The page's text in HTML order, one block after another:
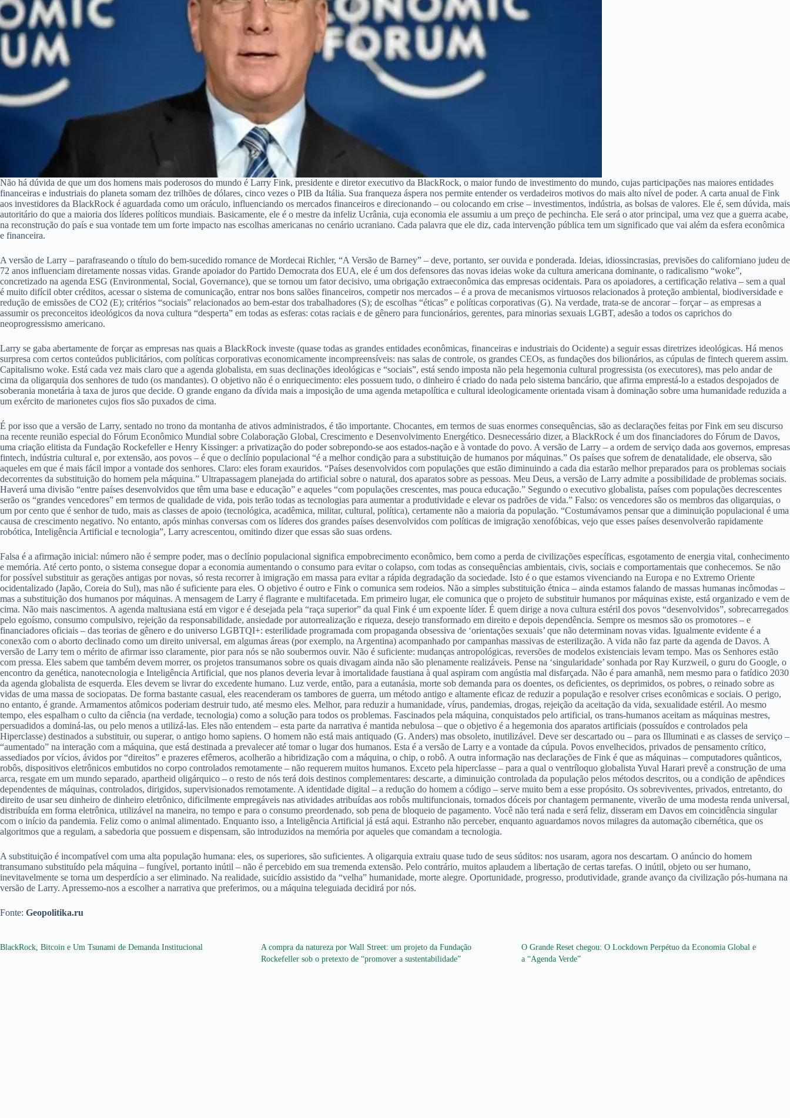
Não há dúvida de que um dos homens mais poderosos do mundo é Larry Fink, presidente e diretor executivo da BlackRock, o maior fundo de investimento do mundo, cujas participações nas maiores entidades
financeiras e industriais do planeta somam dez trilhões de dólares, cinco vezes o PIB da Itália. Sua franqueza áspera nos permite entender os verdadeiros motivos do mais alto nível de poder. A carta anual de Fink
aos investidores da BlackRock é aguardada como um oráculo, influenciando os mercados financeiros e direcionando – ou colocando em crise – investimentos, indústria, as bolsas de valores. Ele é, sem dúvida, mais
autoritário do que a maioria dos líderes políticos mundiais. Basicamente, ele é o mestre da infeliz Ucrânia, cuja economia ele assumiu a um preço de pechincha. Ele será o ator principal, uma vez que a guerra acabe,
na reconstrução do país e sua vontade tem um forte impacto nas escolhas americanas no cenário ucraniano. Cada palavra que ele diz, cada intervenção pública tem um significado que vai além da esfera econômica
e financeira.
A versão de Larry – parafraseando o título do bem-sucedido romance de Mordecai Richler, “A Versão de Barney” – deve, portanto, ser ouvida e ponderada. Ideias, idiossincrasias, previsões do californiano judeu de
72 anos influenciam diretamente nossas vidas. Grande apoiador do Partido Democrata dos EUA, ele é um dos defensores das novas ideias woke da cultura americana dominante, o radicalismo “woke”,
concretizado na agenda ESG (Environmental, Social, Governance), que se tornou um fator decisivo, uma obrigação extraeconômica das empresas ocidentais. Para os apoiadores, a certificação relativa – sem a qual
é muito difícil obter créditos, acessar o sistema de comunicação, entrar nos bons salões financeiros, competir nos mercados – é a prova de mecanismos virtuosos relacionados à proteção ambiental, biodiversidade e
redução de emissões de CO2 (E); critérios “sociais” relacionados ao bem-estar dos trabalhadores (S); de escolhas “éticas” e políticas corporativas (G). Na verdade, trata-se de ancorar – forçar – as empresas a
assumir os preconceitos ideológicos da nova cultura “desperta” em todas as esferas: cotas raciais e de gênero para funcionários, gerentes, para minorias sexuais LGBT, adesão a todos os caprichos do
neoprogressismo americano.
Larry se gaba abertamente de forçar as empresas nas quais a BlackRock investe (quase todas as grandes entidades econômicas, financeiras e industriais do Ocidente) a seguir essas diretrizes ideológicas. Há menos
surpresa com certos conteúdos publicitários, com políticas corporativas economicamente incompreensíveis: nas salas de controle, os grandes CEOs, as fundações dos bilionários, as cúpulas de fintech querem assim.
Capitalismo woke. Está cada vez mais claro que a agenda globalista, em suas declinações ideológicas e “sociais”, está sendo imposta não pela hegemonia cultural progressista (os executores), mas pelo andar de
cima da oligarquia dos senhores de tudo (os mandantes). O objetivo não é o enriquecimento: eles possuem tudo, o dinheiro é criado do nada pelo sistema bancário, que afirma emprestá-lo a estados despojados de
soberania monetária à taxa de juros que decide. O grande engano da dívida mais a imposição de uma agenda metapolítica e cultural ideologicamente orientada visam à dominação sobre uma humanidade reduzida a
um exército de marionetes cujos fios são puxados de cima.
É por isso que a versão de Larry, sentado no trono da montanha de ativos administrados, é tão importante. Chocantes, em termos de suas enormes consequências, são as declarações feitas por Fink em seu discurso
na recente reunião especial do Fórum Econômico Mundial sobre Colaboração Global, Crescimento e Desenvolvimento Energético. Desnecessário dizer, a BlackRock é um dos financiadores do Fórum de Davos,
uma criação elitista da Fundação Rockefeller e Henry Kissinger: a privatização do poder sobrepondo-se aos estados-nação e à vontade do povo. A versão de Larry – a ordem de serviço dada aos governos, empresas
fintech, indústria cultural e, por extensão, aos povos – é que o declínio populacional “é a melhor condição para a substituição de humanos por máquinas.” Os países que sofrem de denatalidade, ele observa, são
aqueles em que é mais fácil impor a vontade dos senhores. Claro: eles foram exauridos. “Países desenvolvidos com populações que estão diminuindo a cada dia estarão melhor preparados para os problemas sociais
decorrentes da substituição do homem pela máquina.” Ultrapassagem planejada do artificial sobre o natural, dos aparatos sobre as pessoas. Meu Deus, a versão de Larry admite a possibilidade de problemas sociais.
Haverá uma divisão “entre países desenvolvidos que têm uma base e educação” e aqueles “com populações crescentes, mas pouca educação.” Segundo o executivo globalista, países com populações decrescentes
serão os “grandes vencedores” em termos de qualidade de vida, pois terão todas as tecnologias para aumentar a produtividade e elevar os padrões de vida.” Falso: os vencedores são os membros das oligarquias, o
um por cento que é senhor de tudo, mais as classes de apoio (tecnológica, acadêmica, militar, cultural, política), certamente não a maioria da população. “Costumávamos pensar que a diminuição populacional é uma
causa de crescimento negativo. No entanto, após minhas conversas com os líderes dos grandes países desenvolvidos com políticas de imigração xenofóbicas, vejo que esses países desenvolverão rapidamente
robótica, Inteligência Artificial e tecnologia”, Larry acrescentou, omitindo dizer que essas são suas ordens.
Falsa é a afirmação inicial: número não é sempre poder, mas o declínio populacional significa empobrecimento econômico, bem como a perda de civilizações específicas, esgotamento de energia vital, conhecimento
e memória. Até certo ponto, o sistema consegue dopar a economia aumentando o consumo para evitar o colapso, com todas as consequências ambientais, civis, sociais e comportamentais que conhecemos. Se não
for possível substituir as gerações antigas por novas, só resta recorrer à imigração em massa para evitar a rápida degradação da sociedade. Isto é o que estamos vivenciando na Europa e no Extremo Oriente
ocidentalizado (Japão, Coreia do Sul), mas não é suficiente para eles. O objetivo é outro e Fink o comunica sem rodeios. Não a simples substituição étnica – ainda estamos falando de massas humanas incômodas –
mas a substituição dos humanos por máquinas. A mensagem de Larry é flagrante e multifacetada. Em primeiro lugar, ele comunica que o projeto de substituir humanos por máquinas existe, está organizado e vem de
cima. Não mais nascimentos. A agenda maltusiana está em vigor e é desejada pela “raça superior” da qual Fink é um expoente líder. É quem dirige a nova cultura estéril dos povos “desenvolvidos”, sobrecarregados
pelo egoísmo, consumo compulsivo, rejeição da responsabilidade, ansiedade por autorrealização e riqueza, desejo transformado em direito e depois dependência. Sempre os mesmos são os promotores – e
financiadores oficiais – das teorias de gênero e do universo LGBTQI+: esterilidade programada com propaganda obsessiva de ‘orientações sexuais’ que não determinam novas vidas. Igualmente evidente é a
conexão com o aborto declinado como um direito universal, em algumas áreas (por exemplo, na Argentina) acompanhado por campanhas massivas de esterilização. A vida não faz parte da agenda de Davos. A
versão de Larry tem o mérito de afirmar isso claramente, pior para nós se não soubermos ouvir. Não é suficiente: mudanças antropológicas, reversões de modelos existenciais levam tempo. Mas os Senhores estão
com pressa. Eles sabem que também devem morrer, os projetos transumanos sobre os quais divagam ainda não são plenamente realizáveis. Pense na ‘singularidade’ sonhada por Ray Kurzweil, o guru do Google, o
encontro da genética, nanotecnologia e Inteligência Artificial, que nos planos deveria levar à imortalidade faustiana à qual aspiram com angústia mal disfarçada. Não é para amanhã, nem mesmo para o fatídico 2030
da agenda globalista de esquerda. Eles devem se livrar do excedente humano. Luz verde, então, para a eutanásia, morte sob demanda para os doentes, os deficientes, os deprimidos, os pobres, o reinado sobre as
vidas de uma massa de sociopatas. De forma bastante casual, eles reacenderam os tambores de guerra, um método antigo e altamente eficaz de reduzir a população e resolver crises econômicas e sociais. O perigo,
no entanto, é grande. Armamentos atômicos poderiam destruir tudo, até mesmo eles. Melhor, para reduzir a humanidade, vírus, pandemias, drogas, rejeição da aceitação da vida, sexualidade estéril. Ao mesmo
tempo, eles espalham o culto da ciência (na verdade, tecnologia) como a solução para todos os problemas. Fascinados pela máquina, conquistados pelo artificial, os trans-humanos aceitam as máquinas mestres,
persuadidos a dominá-las, ou pelo menos a utilizá-las. Eles não entendem – esta parte da narrativa é mantida nebulosa – que o objetivo é a hegemonia dos aparatos artificiais (possuídos e controlados pela
Hiperclasse) destinados a substituir, ou superar, o antigo homo sapiens. O homem não está mais antiquado (G. Anders) mas obsoleto, inutilizável. Deve ser descartado ou – para os Illuminati e as classes de serviço –
“aumentado” na interação com a máquina, que está destinada a prevalecer até tomar o lugar dos humanos. Esta é a versão de Larry e a vontade da cúpula. Povos envelhecidos, privados de pensamento crítico,
assediados por vícios, ávidos por “direitos” e prazeres efêmeros, acolherão a hibridização com a máquina, o chip, o robô. A outra informação nas declarações de Fink é que as máquinas – computadores quânticos,
robôs, dispositivos eletrônicos embutidos no corpo controlados remotamente – não requerem muitos humanos. Exceto pela hiperclasse – para a qual o ventríloquo globalista Yuval Harari prevê a construção de uma
arca, resgate em um mundo separado, apartheid oligárquico – o resto de nós terá dois destinos complementares: descarte, a diminuição controlada da população pelos métodos descritos, ou a condição de apêndices
dependentes de máquinas, controlados, dirigidos, supervisionados remotamente. A identidade digital – a redução do homem a código – serve muito bem a esse propósito. Os sobreviventes, privados, entretanto, do
direito de usar seu dinheiro de dinheiro eletrônico, dificilmente empregáveis nas atividades atribuídas aos robôs multifuncionais, tornados dóceis por chantagem permanente, viverão de uma modesta renda universal,
distribuída em forma eletrônica, utilizável na maneira, no tempo e para o consumo preordenado, sob pena de bloqueio de pagamento. Você não terá nada e será feliz, disseram em Davos em coincidência singular
com o início da pandemia. Feliz como o animal alimentado. Enquanto isso, a Inteligência Artificial já está aqui. Estranho não perceber, enquanto aguardamos novos milagres da automação cibernética, que os
algoritmos que a regulam, a sabedoria que possuem e dispensam, são introduzidos na memória por aqueles que comandam a tecnologia.
A substituição é incompatível com uma alta população humana: eles, os superiores, são suficientes. A oligarquia extraiu quase tudo de seus súditos: nos usaram, agora nos descartam. O anúncio do homem
transumano substituído pela máquina – fungível, portanto inútil – não é percebido em sua tremenda extensão. Pelo contrário, muitos aplaudem a libertação de certas tarefas. O inútil, objeto ou ser humano,
inevitavelmente se torna um desperdício a ser eliminado. Na realidade, suicídio assistido da “velha” humanidade, morte alegre. Oportunidade, progresso, produtividade, grande avanço da civilização pós-humana na
versão de Larry. Apressemo-nos a escolher a narrativa que preferimos, ou a máquina teleguiada decidirá por nós.
Fonte: Geopolitika.ru
BlackRock, Bitcoin e Um Tsunami de Demanda Institucional
A compra da natureza por Wall Street: um projeto da Fundação
Rockefeller sob o pretexto de “promover a sustentabilidade”
O Grande Reset chegou: O Lockdown Perpétuo da Economia Global e
a “Agenda Verde”